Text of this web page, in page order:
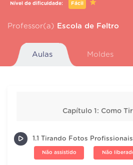
Nível de dificuldade: Fácil
Professor(a) Escola de Feltro
Aulas Moldes
Capítulo 1: Como
1.1 Tirando Fotos Profissionais
Não assistido Não